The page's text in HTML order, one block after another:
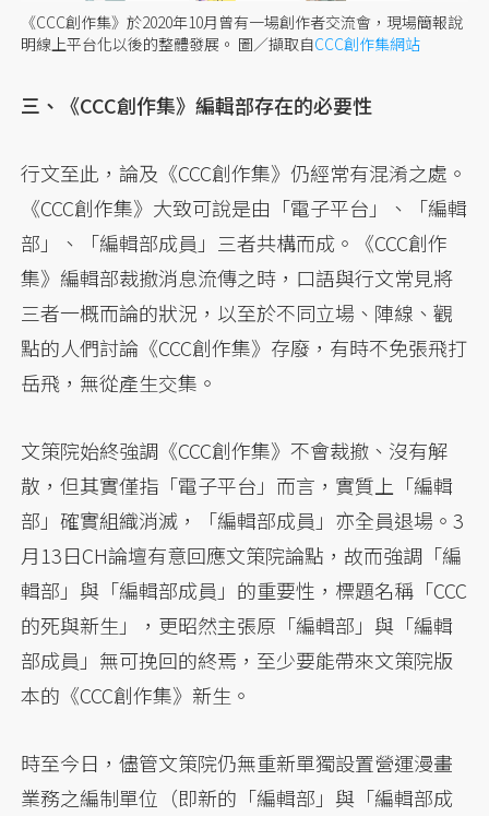
《CCC創作集》於2020年10月曾有一場創作者交流會，現場簡報說
明線上平台化以後的整體發展。 圖／擷取自CCC創作集網站
三、《CCC創作集》編輯部存在的必要性
行文至此，論及《CCC創作集》仍經常有混淆之處。
《CCC創作集》大致可說是由「電子平台」、「編輯
部」、「編輯部成員」三者共構而成。《CCC創作
集》編輯部裁撤消息流傳之時，口語與行文常見將
三者一概而論的狀況，以至於不同立場、陣線、觀
點的人們討論《CCC創作集》存廢，有時不免張飛打
岳飛，無從產生交集。
文策院始終強調《CCC創作集》不會裁撤、沒有解
散，但其實僅指「電子平台」而言，實質上「編輯
部」確實組織消滅，「編輯部成員」亦全員退場。3
月13日CH論壇有意回應文策院論點，故而強調「編
輯部」與「編輯部成員」的重要性，標題名稱「CCC
的死與新生」，更昭然主張原「編輯部」與「編輯
部成員」無可挽回的終焉，至少要能帶來文策院版
本的《CCC創作集》新生。
時至今日，儘管文策院仍無重新單獨設置營運漫畫
業務之編制單位（即新的「編輯部」與「編輯部成